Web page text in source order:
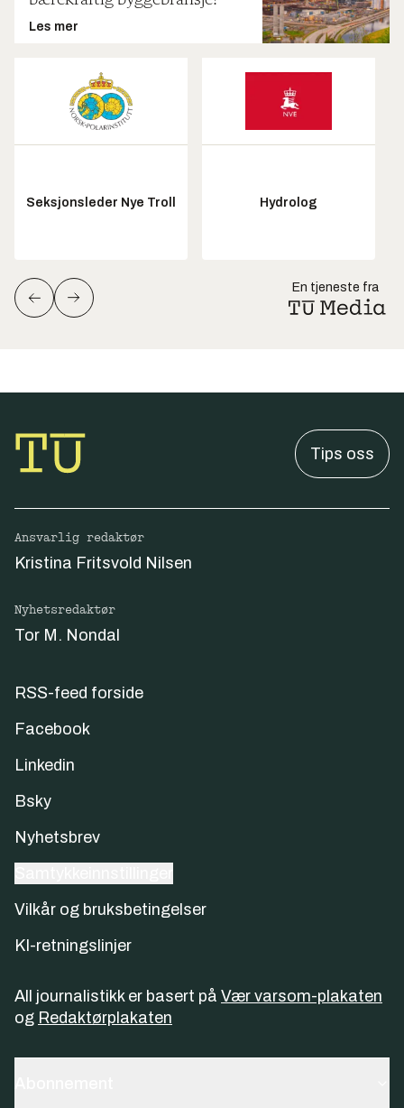
Les mer
Seksjonsleder Nye Troll Hydrolog
En tjeneste fra
Tips oss
Ansvarlig redaktør
Kristina Fritsvold Nilsen
Nyhetsredaktør
Tor M. Nondal
RSS-feed forside
Facebook
Linkedin
Bsky
Nyhetsbrev
Vilkår og bruksbetingelser
KI-retningslinjer
All journalistikk er basert på Vær varsom-plakaten
og Redaktørplakaten